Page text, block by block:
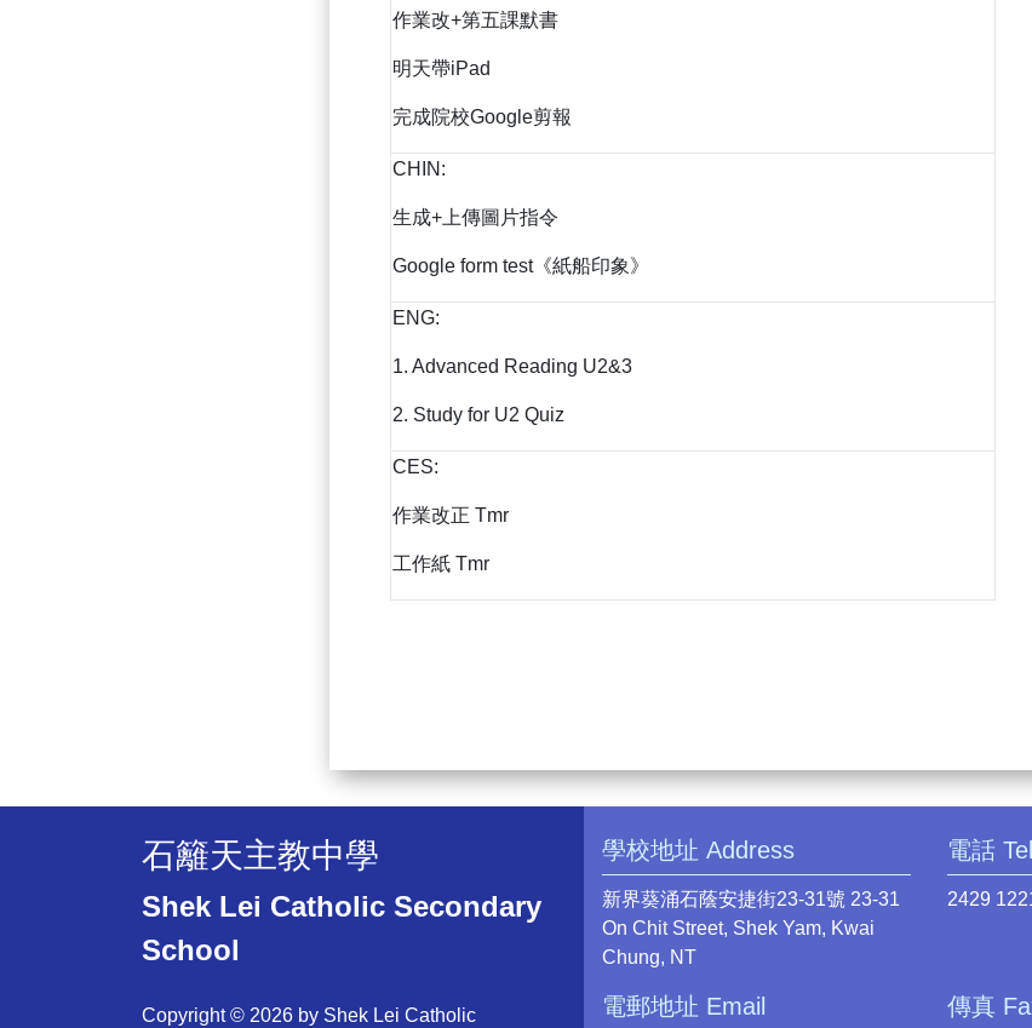
作業改+第五課默書
明天帶iPad
完成院校Google剪報
CHIN:
生成+上傳圖片指令
Google form test《紙船印象》
ENG:
1. Advanced Reading U2&3
2. Study for U2 Quiz
CES:
作業改正 Tmr
工作紙 Tmr
石籬天主教中學
Shek Lei Catholic Secondary
School
Copyright © 2026 by Shek Lei Catholic
學校地址 Address
新界葵涌石蔭安捷街23-31號 23-31
On Chit Street, Shek Yam, Kwai
Chung, NT
電話
2429
電郵地址 Email 傳真